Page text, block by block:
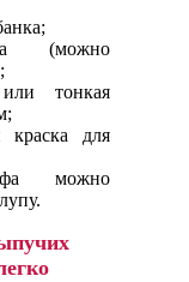
(можно
тонкая
краска для
можно